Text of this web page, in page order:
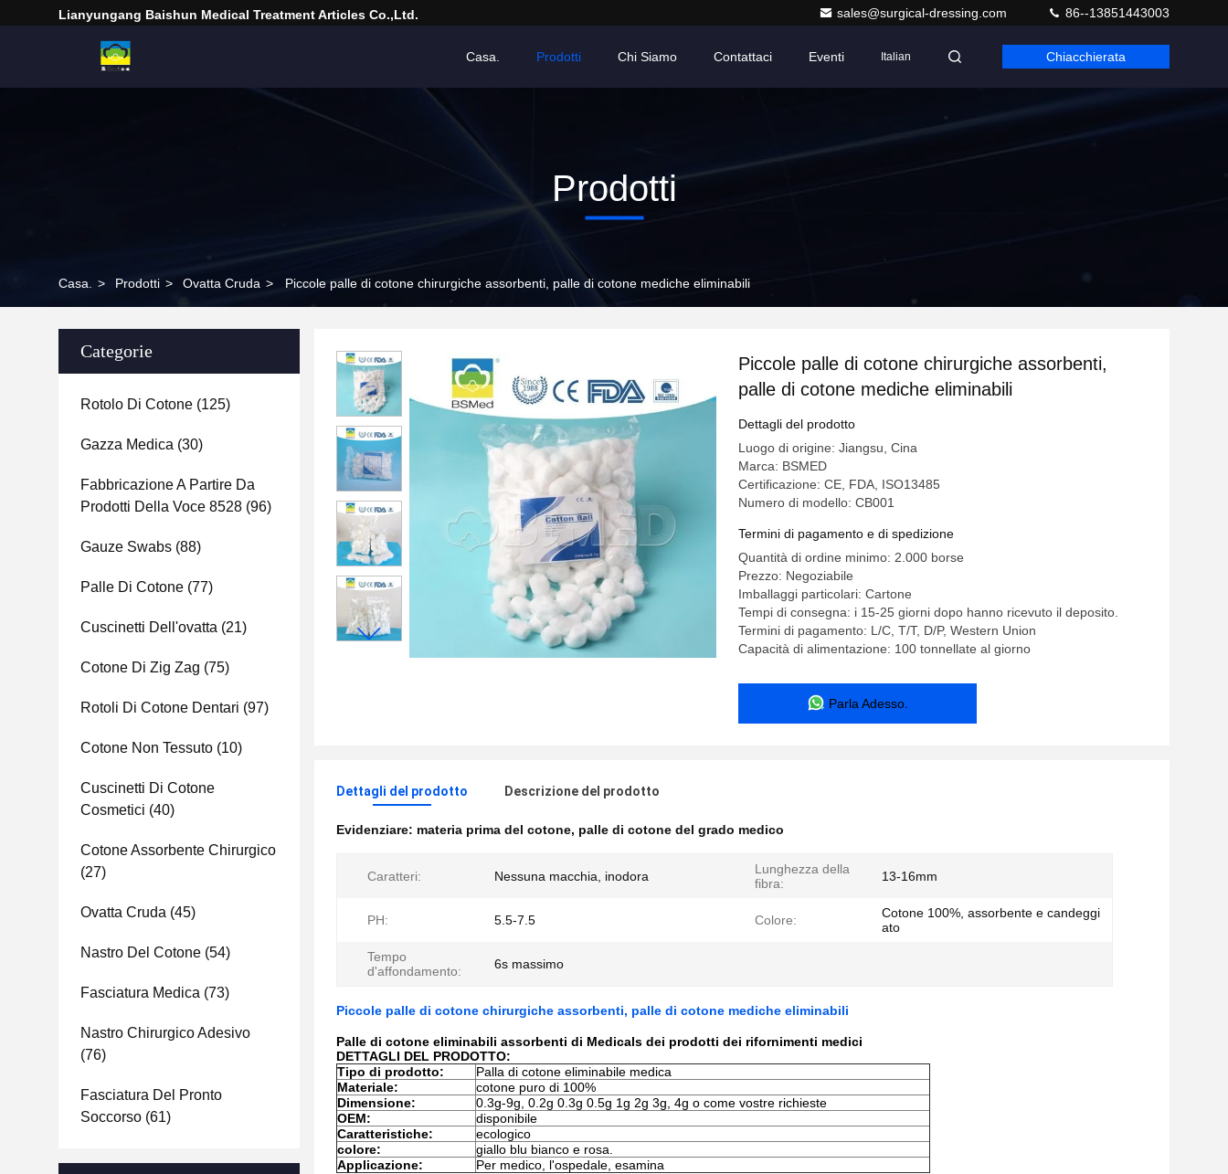
Lianyungang Baishun Medical Treatment Articles Co.,Ltd. sales@surgical-dressing.com 86--13851443003
Casa. Prodotti Chi Siamo Contattaci Eventi Italian Chiacchierata
Prodotti
Casa. > Prodotti > Ovatta Cruda > Piccole palle di cotone chirurgiche assorbenti, palle di cotone mediche eliminabili
Categorie
Rotolo Di Cotone (125)
Gazza Medica (30)
Fabbricazione A Partire Da
Prodotti Della Voce 8528 (96)
Gauze Swabs (88)
Palle Di Cotone (77)
Cuscinetti Dell'ovatta (21)
Cotone Di Zig Zag (75)
Rotoli Di Cotone Dentari (97)
Cotone Non Tessuto (10)
Cuscinetti Di Cotone
Cosmetici (40)
Cotone Assorbente Chirurgico
(27)
Ovatta Cruda (45)
Nastro Del Cotone (54)
Fasciatura Medica (73)
Nastro Chirurgico Adesivo
(76)
Fasciatura Del Pronto
Soccorso (61)
Piccole palle di cotone chirurgiche assorbenti,
palle di cotone mediche eliminabili
Dettagli del prodotto
Luogo di origine: Jiangsu, Cina
Marca: BSMED
Certificazione: CE, FDA, ISO13485
Numero di modello: CB001
Termini di pagamento e di spedizione
Quantità di ordine minimo: 2.000 borse
Prezzo: Negoziabile
Imballaggi particolari: Cartone
Tempi di consegna: i 15-25 giorni dopo hanno ricevuto il deposito.
Termini di pagamento: L/C, T/T, D/P, Western Union
Capacità di alimentazione: 100 tonnellate al giorno
Parla Adesso.
Dettagli del prodotto Descrizione del prodotto
Evidenziare: materia prima del cotone, palle di cotone del grado medico
Caratteri: Nessuna macchia, inodora
Lunghezza della
fibra:
13-16mm
PH: 5.5-7.5 Colore:
Cotone 100%, assorbente e candeggi
ato
Tempo
d'affondamento:
6s massimo
Piccole palle di cotone chirurgiche assorbenti, palle di cotone mediche eliminabili
Palle di cotone eliminabili assorbenti di Medicals dei prodotti dei rifornimenti medici
DETTAGLI DEL PRODOTTO:
Tipo di prodotto:
Palla di cotone eliminabile medica
Materiale:
cotone puro di 100%
Dimensione:
0.3g-9g, 0.2g 0.3g 0.5g 1g 2g 3g, 4g o come vostre richieste
OEM:
disponibile
Caratteristiche:
ecologico
colore:
giallo blu bianco e rosa.
Applicazione:
Per medico, l'ospedale, esamina